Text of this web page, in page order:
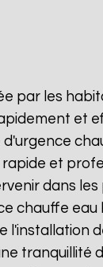
par les
et
et
dans les
chauffe eau
l'installation
tranquillité